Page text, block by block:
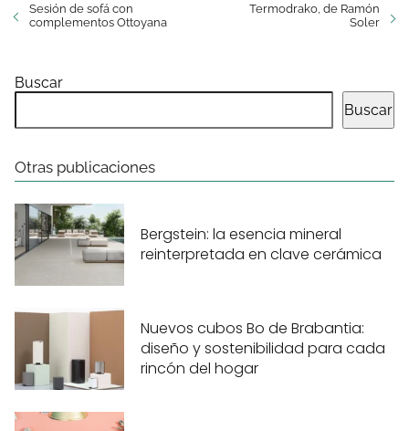
Sesión de sofá con
complementos Ottoyana
Termodrako, de Ramón
Soler
Buscar
Buscar
Otras publicaciones
Bergstein: la esencia mineral
reinterpretada en clave cerámica
Nuevos cubos Bo de Brabantia:
diseño y sostenibilidad para cada
rincón del hogar